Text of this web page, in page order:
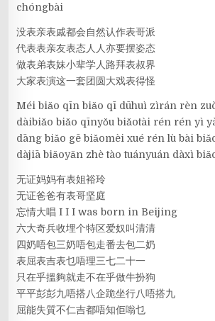
chóngbài
没表亲表戚都会自然认作表哥派
代表表亲友表态人人亦要摆姿态
做表弟表妹小辈学人路拜表叔界
大家表演这一套团圆大戏表得怪
Méi biǎo qīn biǎo qī dūhuì zìrán rèn
dàibiǎo biǎo qīnyǒu biǎotài rén rén yì
dāng biǎo gē biǎomèi xué rén lù bài
dàjiā biǎoyǎn zhè tào tuányuán dàxì
无证妈妈有表姐裕玲
无证爸爸有表哥坚庭
忘情大唱 I I I was born in Beijing
六大奇兵收埋个特区爱奴叫清清
四奶唔包三奶唔包走番去包二奶
表屈表吉表乜唔理三七二十一
只在乎搵夠就走不在乎做牛扮狗
平平彭彭九唔搭八企跪坐行八唔搭九
屈能失質不仁吉都唔知佢嗡乜